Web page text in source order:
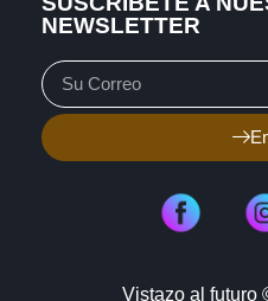
NEWSLETTER
Vistazo al futuro